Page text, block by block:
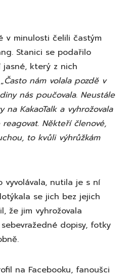
v minulosti čelili častým
Stanici se podařilo
jasné, který z nich
Často nám volala pozdě v
nás poučovala. Neustále
KakaoTalk a vyhrožovala
Někteří členové,
to kvůli výhrůžkám
vyvolávala, nutila je s ní
se jich bez jejich
že jim vyhrožovala
dopisy, fotky
na Facebooku, fanoušci